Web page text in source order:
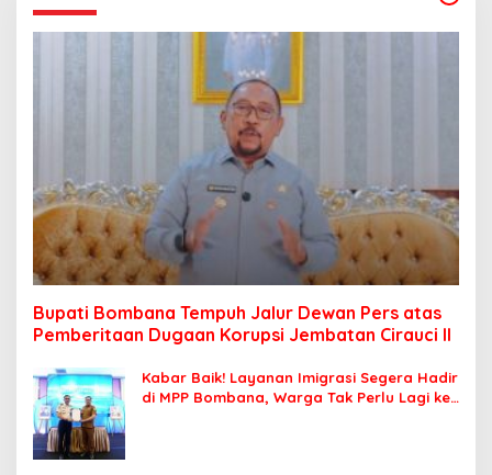
Bupati Bombana Tempuh Jalur Dewan Pers atas
Pemberitaan Dugaan Korupsi Jembatan Cirauci II
Kabar Baik! Layanan Imigrasi Segera Hadir
di MPP Bombana, Warga Tak Perlu Lagi ke